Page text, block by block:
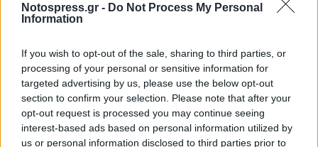
Notospress.gr - Do Not Process My Personal
Information
If you wish to opt-out of the sale, sharing to third parties, or
processing of your personal or sensitive information for
targeted advertising by us, please use the below opt-out
section to confirm your selection. Please note that after your
opt-out request is processed you may continue seeing
interest-based ads based on personal information utilized by
us or personal information disclosed to third parties prior to
την καλοκαιρινή σου γκαρνταρόμπα
09/07/2026 13:36